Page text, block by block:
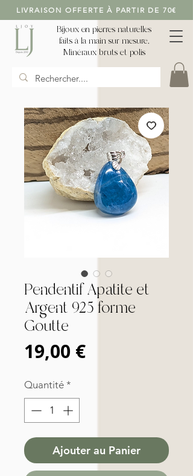
LIVRAISON OFFERTE À PARTIR DE 70€
Bijoux en pierres naturelles
faits à la main sur mesure,
Minéraux bruts et polis
Pendentif Apatite et
Argent 925 forme
Goutte
19,00 €Prix
Quantité *
Ajouter au Panier